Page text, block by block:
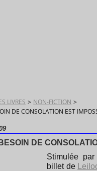
LIVRES > NON-FICTION >
DE CONSOLATION EST
DE
Stimulée
billet de